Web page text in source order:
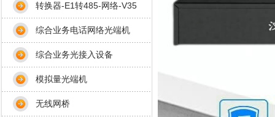
转换器-E1转485-网络-V35
综合业务电话网络光端机
综合业务光接入设备
模拟量光端机
无线网桥